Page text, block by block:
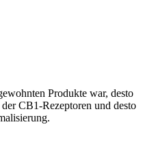
Produkte war, desto
CB1-Rezeptoren und desto